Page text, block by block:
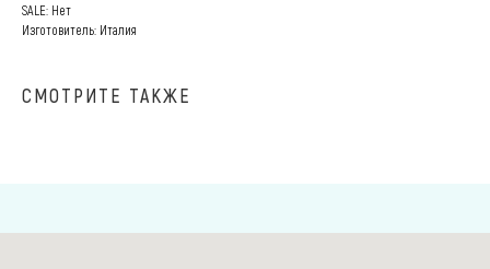
SALE: Нет
Изготовитель: Италия
СМОТРИТЕ ТАКЖЕ